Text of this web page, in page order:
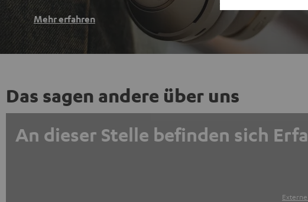
Mehr erfahren
Das sagen andere über uns
An dieser Stelle befinden sich